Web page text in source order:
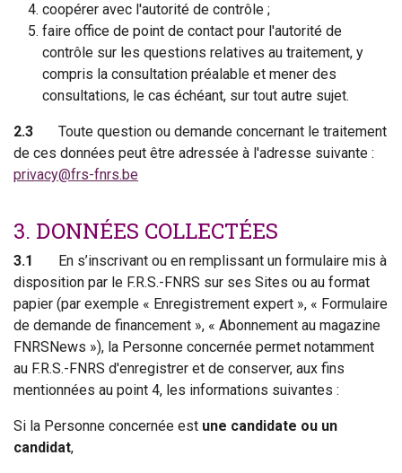
coopérer avec l'autorité de contrôle ;
faire office de point de contact pour l'autorité de
contrôle sur les questions relatives au traitement, y
compris la consultation préalable et mener des
consultations, le cas échéant, sur tout autre sujet.
2.3 Toute question ou demande concernant le traitement
de ces données peut être adressée à l'adresse suivante :
privacy@frs-fnrs.be
3. DONNÉES COLLECTÉES
3.1
En s’inscrivant ou en remplissant un formulaire mis à
disposition par le F.R.S.-FNRS sur ses Sites ou au format
papier (par exemple « Enregistrement expert », « Formulaire
de demande de financement », « Abonnement au magazine
FNRSNews »), la Personne concernée permet notamment
au F.R.S.-FNRS d'enregistrer et de conserver, aux fins
mentionnées au point 4, les informations suivantes :
Si la Personne concernée est une candidate ou un
candidat,